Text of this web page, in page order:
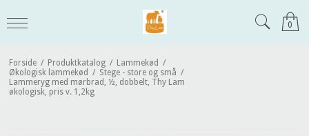
0
Forside / Produktkatalog / Lammekød /
Økologisk lammekød / Stege - store og små /
Lammeryg med mørbrad, ½, dobbelt, Thy Lam
økologisk, pris v. 1,2kg